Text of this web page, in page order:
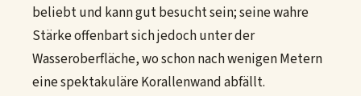
beliebt und kann gut besucht sein; seine wahre
Stärke offenbart sich jedoch unter der
Wasseroberfläche, wo schon nach wenigen Metern
eine spektakuläre Korallenwand abfällt.